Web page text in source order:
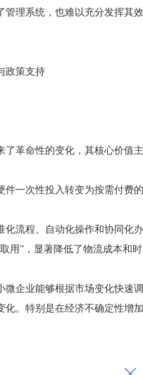
管理系统，也难以充分发挥其
政策支持
了革命性的变化，其核心价值
件一次性投入转变为按需付费
化流程、自动化操作和协同化
用”，显著降低了物流成本和
微企业能够根据市场变化快速
化。特别是在经济不确定性增